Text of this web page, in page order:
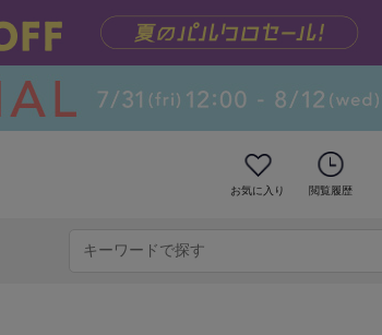
お気に入り 閲覧履歴